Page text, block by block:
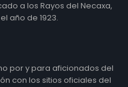
a los Rayos del Necaxa,
año de 1923.
por y para aficionados del
con los sitios oficiales del